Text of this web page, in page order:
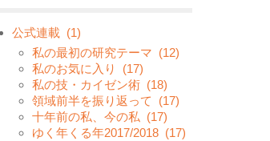
公式連載 (1)
私の最初の研究テーマ (12)
私のお気に入り
(17)
私の技・カイゼン術 (18)
領域前半を振り返って
(17)
十年前の私、今の私 (17)
ゆく年くる年2017/2018 (17)